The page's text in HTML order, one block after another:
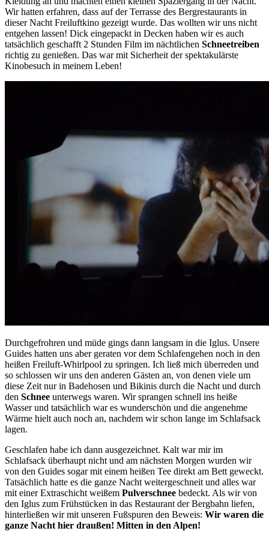
Wir hatten erfahren, dass auf der Terrasse des Bergrestaurants in
dieser Nacht Freiluftkino gezeigt wurde. Das wollten wir uns nicht
entgehen lassen! Dick eingepackt in Decken haben wir es auch
tatsächlich geschafft 2 Stunden Film im nächtlichen Schneetreiben
richtig zu genießen. Das war mit Sicherheit der spektakulärste
Kinobesuch in meinem Leben!
Durchgefrohren und müde gings dann langsam in die Iglus. Unsere
Guides hatten uns aber geraten vor dem Schlafengehen noch in den
heißen Freiluft-Whirlpool zu springen. Ich ließ mich überreden und
so schlossen wir uns den anderen Gästen an, von denen viele um
diese Zeit nur in Badehosen und Bikinis durch die Nacht und durch
den Schnee unterwegs waren. Wir sprangen schnell ins heiße
Wasser und tatsächlich war es wunderschön und die angenehme
Wärme hielt auch noch an, nachdem wir schon lange im Schlafsack
lagen.
Geschlafen habe ich dann ausgezeichnet. Kalt war mir im
Schlafsack überhaupt nicht und am nächsten Morgen wurden wir
von den Guides sogar mit einem heißen Tee direkt am Bett geweckt.
Tatsächlich hatte es die ganze Nacht weitergeschneit und alles war
mit einer Extraschicht weißem Pulverschnee bedeckt. Als wir von
den Iglus zum Frühstücken in das Restaurant der Bergbahn liefen,
hinterließen wir mit unseren Fußspuren den Beweis: Wir waren die
ganze Nacht hier draußen! Mitten in den Alpen!